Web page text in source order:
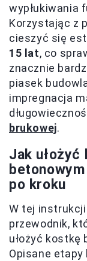
wypłukiwania
Korzystając z
cieszyć się
15 lat, co
znacznie
piasek
impregnacja
brukowej.
Jak ułożyć
po kroku
W tej
przewodnik,
ułożyć kostkę
Opisane etapy